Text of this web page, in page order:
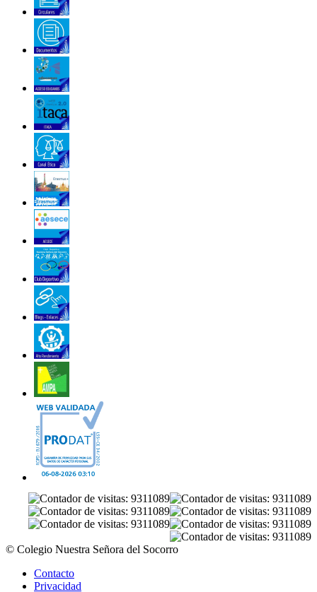
© Colegio Nuestra Señora del Socorro
Contacto
Privacidad